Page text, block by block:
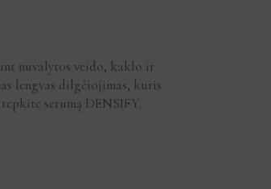
nuvalytos veido, kaklo ir
lengvas dilgčiojimas, kuris
serumą DENSIFY.